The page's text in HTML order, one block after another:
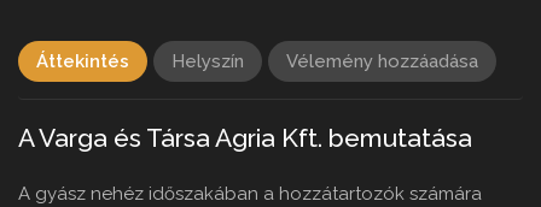
Áttekintés Helyszín Vélemény hozzáadása
A Varga és Társa Agria Kft. bemutatása
A gyász nehéz időszakában a hozzátartozók számára